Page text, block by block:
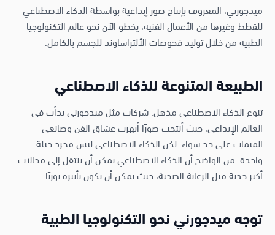
ميدجورني، المعروف بإنتاج صور إبداعية بواسطة الذكاء الاصطناعي
للقطط وغيرها من الأعمال الفنية، يخطو الآن نحو عالم التكنولوجيا
الطبية من خلال توليد فحوصات الألتراساوند للجسم بالكامل.
الطبيعة المتنوعة للذكاء الاصطناعي
تنوع الذكاء الاصطناعي مذهل. شركات مثل ميدجورني بدأت في
العالم الإبداعي، حيث أنتجت صورًا أبهرت عشاق الفن وصانعي
الميمات على حد سواء. لكن الذكاء الاصطناعي ليس مجرد حيلة
واحدة. من الواضح أن الذكاء الاصطناعي يمكن أن ينتقل إلى مجالات
أكثر جدية مثل الرعاية الصحية، حيث يمكن أن يكون تأثيره ثوريًا.
توجه ميدجورني نحو التكنولوجيا الطبية